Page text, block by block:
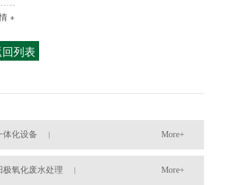
+
列表
体化设备 More+
极氧化废水处理 More+